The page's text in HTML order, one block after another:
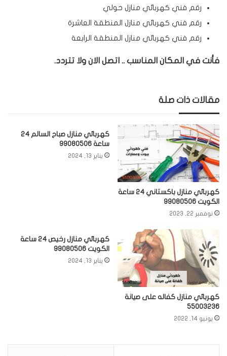
رقم فني كهربائي منازل حولي
رقم فني كهربائي منازل المنطقة العاشرة
رقم فني كهربائي منازل المنطقة الرابعة
فأنت في المكان المناسب .. اتصل الان ولا تتردد.
مقالات ذات صلة
كهربائي منازل باكستاني 24 ساعة
الكويت 99080506
نوفمبر 22, 2023
كهربائي منازل صباح السالم 24
ساعة 99080506
يناير 13, 2024
كهربائي منازل كفاله على صيانة
55003236
يونيو 14, 2022
كهربائي منازل رخيص 24 ساعة
الكويت 99080506
يناير 13, 2024